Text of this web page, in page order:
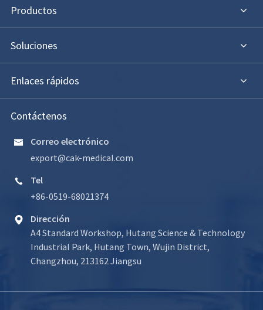
Productos
Soluciones
Enlaces rápidos
Contáctenos

Correo electrónico
export@cak-medical.com

Tel
+86-0519-68021374

Dirección
A4 Standard Workshop, Hutang Science & Technology
Industrial Park, Hutang Town, Wujin District,
Changzhou, 213162 Jiangsu